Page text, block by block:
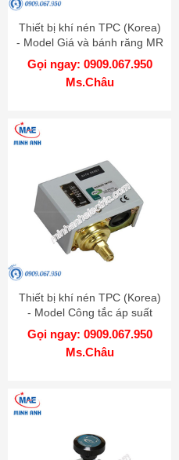
Thiết bị khí nén TPC (Korea)
- Model Giá và bánh răng MR
Gọi ngay: 0909.067.950
Ms.Châu
Thiết bị khí nén TPC (Korea)
- Model Công tắc áp suất
SPS
Gọi ngay: 0909.067.950
Ms.Châu